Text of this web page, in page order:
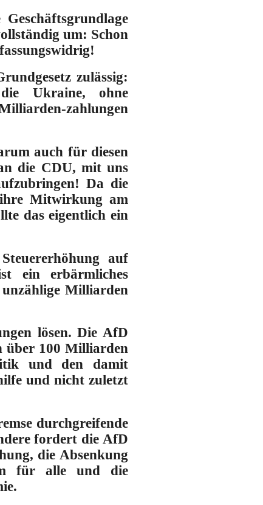
um: Schon
zulässig:
Ukraine, ohne
zahlungen
auch für diesen
die CDU, mit uns
Da die
ihre Mitwirkung am
das eigentlich ein
auf
ein erbärmliches
Milliarden
lösen. Die AfD
über 100 Milliarden
und den damit
und nicht zuletzt
durchgreifende
fordert die AfD
die Absenkung
für alle und die